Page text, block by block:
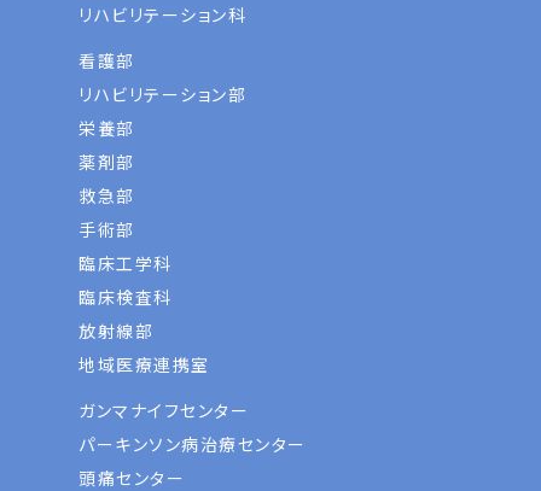
リハビリテーション科
看護部
リハビリテーション部
栄養部
薬剤部
救急部
手術部
臨床工学科
臨床検査科
放射線部
地域医療連携室
ガンマナイフセンター
パーキンソン病治療センター
頭痛センター